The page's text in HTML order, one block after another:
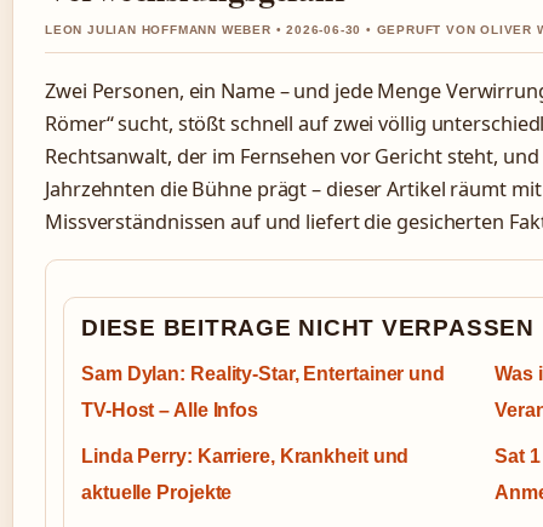
LEON JULIAN HOFFMANN WEBER • 2026-06-30 • GEPRUFT VON OLIVER
Zwei Personen, ein Name – und jede Menge
Römer“ sucht, stößt schnell auf zwei völlig
Rechtsanwalt, der im Fernsehen vor Gericht steht,
Jahrzehnten die Bühne prägt – dieser Artikel räumt
Missverständnissen auf und liefert die gesicherten
DIESE BEITRAGE NICHT VERPASSEN
Sam Dylan: Reality-Star, Entertainer und
TV-Host – Alle Infos
Was
Linda Perry: Karriere, Krankheit und
aktuelle Projekte
Sat